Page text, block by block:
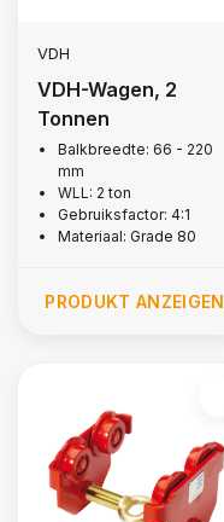
VDH
VDH-Wagen, 2
Tonnen
Balkbreedte: 66 - 220
mm
WLL: 2 ton
Gebruiksfactor: 4:1
Materiaal: Grade 80
PRODUKT ANZEIGEN